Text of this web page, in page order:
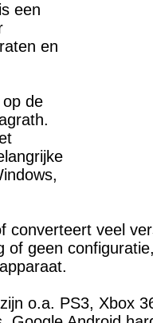
is een
en
de
converteert veel
of geen
o.a. PS3, Xbox